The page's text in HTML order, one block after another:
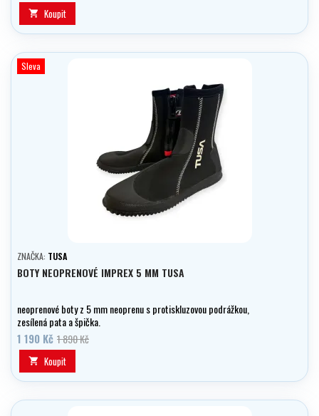
 Koupit
Sleva
ZNAČKA: TUSA
BOTY NEOPRENOVÉ IMPREX 5 MM TUSA
neoprenové boty z 5 mm neoprenu s protiskluzovou podrážkou,
zesílená pata a špička.
1 190 Kč 1 890 Kč
 Koupit